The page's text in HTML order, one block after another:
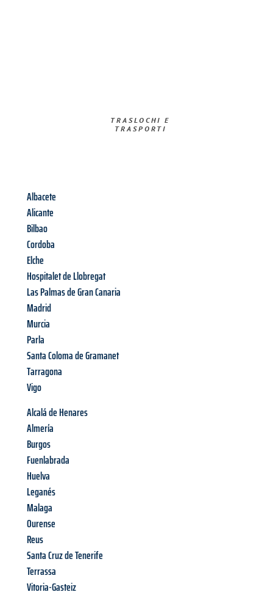
TRASLOCHI E
TRASPORTI​
Albacete
Alicante
Bilbao
Cordoba
Elche
Hospitalet de Llobregat
Las Palmas de Gran Canaria
Madrid
Murcia
Parla
Santa Coloma de Gramanet
Tarragona
Vigo
Alcalá de Henares
Almería
Burgos
Fuenlabrada
Huelva
Leganés
Malaga
Ourense
Reus
Santa Cruz de Tenerife
Terrassa
Vitoria-Gasteiz